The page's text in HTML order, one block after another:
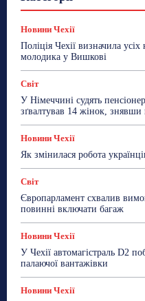
Новини Чехії
ТехноМанія
Новини Чехії
Поліція Чехії визначила
молодика у Вишкові
Світ
У Німеччині судять
зґвалтував 14 жінок, знявши
Новини Чехії
Як змінилася робота
Світ
Європарламент схвалив
повинні включати багаж
Новини Чехії
У Чехії автомагістраль D2
палаючої вантажівки
Новини Чехії